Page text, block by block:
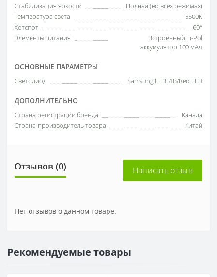
Стабилизация яркости
Полная (во всех режимах)
Температура света
5500K
Хотспот
60°
Элементы питания
Встроенный Li-Pol
аккумулятор 100 мАч
ОСНОВНЫЕ ПАРАМЕТРЫ
Светодиод Samsung LH351B/Red LED
ДОПОЛНИТЕЛЬНО
Страна регистрации бренда
Канада
Страна-производитель товара
Китай
Отзывов (0) Написать отзыв
Нет отзывов о данном товаре.
Рекомендуемые товары